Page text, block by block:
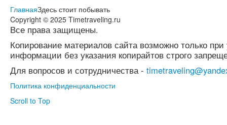
ГлавнаяЗдесь стоит побывать
Copyright © 2025 Timetraveling.ru
Все права защищены.
Копирование материалов сайта возможно только
информации без указания копирайтов строго
Для вопросов и сотрудничества -
Политика конфиденциальности
Scroll to Top